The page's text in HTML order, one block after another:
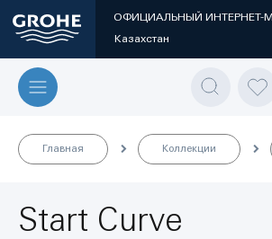
ОФИЦИАЛЬНЫЙ ИНТЕРНЕТ-
Казахстан
Главная Коллекции
Start Curve